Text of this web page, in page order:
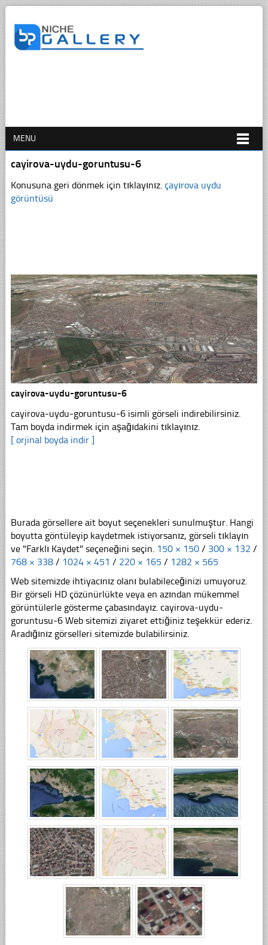
MENU
cayirova-uydu-goruntusu-6
Konusuna geri dönmek için tıklayınız. çayırova uydu
görüntüsü
cayirova-uydu-goruntusu-6
cayirova-uydu-goruntusu-6 isimli görseli indirebilirsiniz.
Tam boyda indirmek için aşağıdakini tıklayınız.
[ orjinal boyda indir ]
Burada görsellere ait boyut seçenekleri sunulmuştur. Hangi
boyutta göntüleyip kaydetmek istiyorsanız, görseli tıklayın
ve "Farklı Kaydet" seçeneğini seçin. 150 × 150 / 300 × 132 /
768 × 338 / 1024 × 451 / 220 × 165 / 1282 × 565
Web sitemizde ihtiyacınız olanı bulabileceğinizi umuyoruz.
Bir görseli HD çözünürlükte veya en azından mükemmel
görüntülerle gösterme çabasındayız. cayirova-uydu-
goruntusu-6 Web sitemizi ziyaret ettiğiniz teşekkür ederiz.
Aradığınız görselleri sitemizde bulabilirsiniz.